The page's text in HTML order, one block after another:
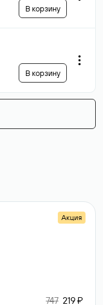
В корзину
В корзину
Акция
747 219 ₽